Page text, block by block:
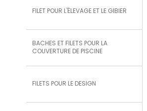
FILET POUR L'ÉLEVAGE ET LE GIBIER
BACHES ET FILETS POUR LA
COUVERTURE DE PISCINE
FILETS POUR LE DESIGN